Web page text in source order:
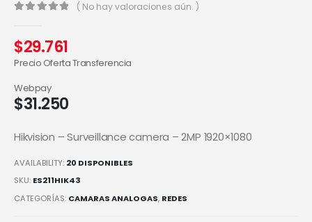
( No hay valoraciones aún. )
$29.761
Precio Oferta Transferencia
$31.250
Webpay
Hikvision – Surveillance camera – 2MP 1920×1080
AVAILABILITY: 20 DISPONIBLES
SKU: ES211HIK43
CATEGORÍAS: CAMARAS ANALOGAS, REDES